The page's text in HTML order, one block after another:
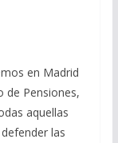
en Madrid
de Pensiones,
aquellas
las